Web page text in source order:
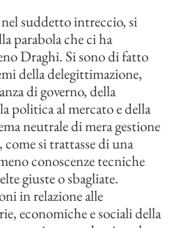
suddetto intreccio, si
parabola che ci ha
Draghi. Si sono di fatto
della delegittimazione,
di governo, della
politica al mercato e della
neutrale di mera gestione
si trattasse di una
conoscenze tecniche
giuste o sbagliate.
in relazione alle
economiche e sociali della